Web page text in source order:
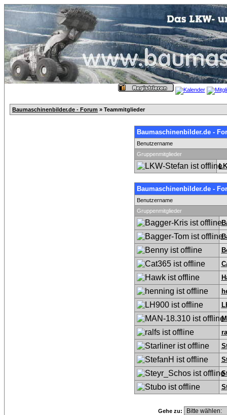
Baumaschinenbilder.de - Forum » Teammitglieder
Baumaschinenbilder.de -
Benutzername
Gruppenmitglieder
Baumaschinenbilder.de -
Benutzername
Gruppenmitglieder
Gehe zu: